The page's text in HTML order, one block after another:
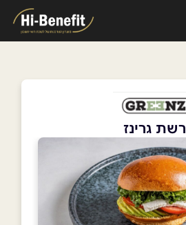
רשת גרינז